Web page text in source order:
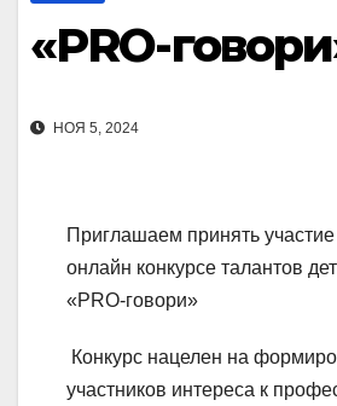
«PRO-
НОЯ 5, 2024
Приглашаем принять
онлайн конкурсе талантов
«PRO-говори»
Конкурс нацелен на
участников интереса к